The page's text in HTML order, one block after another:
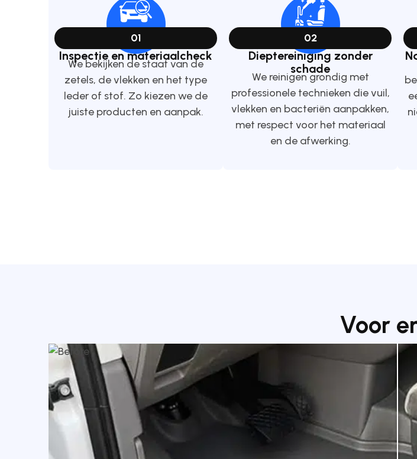
01
Inspectie en materiaalcheck
We bekijken de staat van de
zetels, de vlekken en het type
leder of stof. Zo kiezen we de
juiste producten en aanpak.
02
Dieptereiniging zonder
schade
We reinigen grondig met
professionele technieken die vuil,
vlekken en bacteriën aanpakken,
met respect voor het materiaal
en de afwerking.
Voor